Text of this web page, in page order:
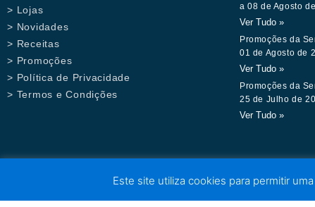
> Lojas
> Novidades
> Receitas
> Promoções
> Política de Privacidade
> Termos e Condições
a 08 de Agosto
Ver Tudo »
Promoções da
01 de Agosto de
Ver Tudo »
Promoções da
25 de Julho de
Ver Tudo »
Este site utiliza cookies para permitir